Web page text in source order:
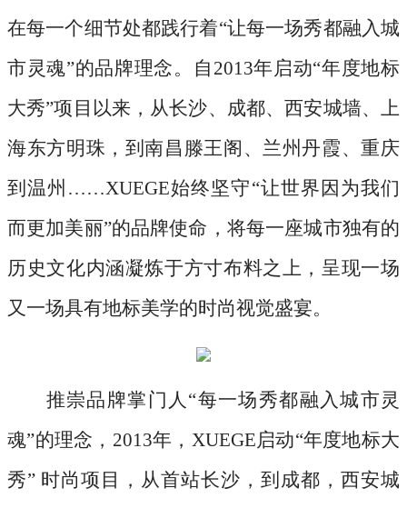
在每一个细节处都践行着“让每一场秀都融入城
市灵魂”的品牌理念。自2013年启动“年度地标
大秀”项目以来，从长沙、成都、西安城墙、上
海东方明珠，到南昌滕王阁、兰州丹霞、重庆
到温州……XUEGE始终坚守“让世界因为我们
而更加美丽”的品牌使命，将每一座城市独有的
历史文化内涵凝炼于方寸布料之上，呈现一场
又一场具有地标美学的时尚视觉盛宴。
推崇品牌掌门人 “每一场秀都融入城市灵
魂”的理念，2013年，XUEGE启动“年度地标大
秀” 时尚项目，从首站长沙，到成都，西安城